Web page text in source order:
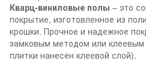
Кварц-виниловые полы – это
покрытие, изготовленное из
крошки. Прочное и надежное
замковым методом или клеевым
плитки нанесен клеевой слой).